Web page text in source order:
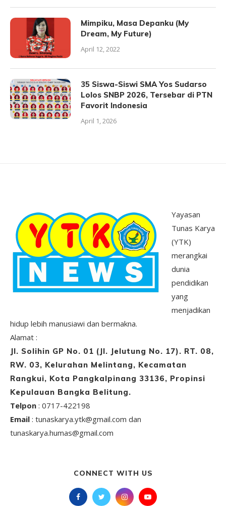
Mimpiku, Masa Depanku (My
Dream, My Future)
April 12, 2022
35 Siswa-Siswi SMA Yos Sudarso
Lolos SNBP 2026, Tersebar di PTN
Favorit Indonesia
April 1, 2026
Yayasan
Tunas Karya
(YTK)
merangkai
dunia
pendidikan
yang
menjadikan
hidup lebih manusiawi dan bermakna.
Alamat :
Jl. Solihin GP No. 01 (Jl. Jelutung No. 17). RT. 08,
RW. 03, Kelurahan Melintang, Kecamatan
Rangkui, Kota Pangkalpinang 33136, Propinsi
Kepulauan Bangka Belitung.
Telpon : 0717-422198
Email : tunaskarya.ytk@gmail.com dan
tunaskarya.humas@gmail.com
CONNECT WITH US